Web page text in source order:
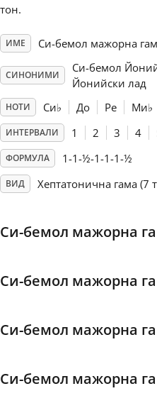
English
Français
тон.
ИМЕ Си-бемол мажорна
СИНОНИМИ
Си-бемол
Йонийски лад
НОТИ Си♭ До Ре Ми♭
ИНТЕРВАЛИ 1 2 3 4
ФОРМУЛА 1-1-½-1-1-1-½
ВИД Хептатонична гама (7
Си-бемол мажорна
Си-бемол мажорна
Си-бемол мажорна
Си-бемол мажорна